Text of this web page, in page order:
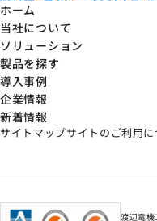
ホーム
当社について
ソリューション
製品を探す
導入事例
企業情報
新着情報
サイトマップサイトのご利用
渡辺電機